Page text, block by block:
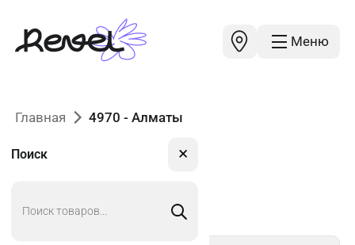
Меню
Поиск ✕
Главная 4970 - Алматы
в Алматы